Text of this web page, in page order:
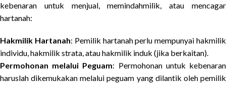
kebenaran untuk menjual, memindahmilik, atau mencagar
hartanah:
Hakmilik Hartanah: Pemilik hartanah perlu mempunyai hakmilik
individu, hakmilik strata, atau hakmilik induk (jika berkaitan).
Permohonan melalui Peguam: Permohonan untuk kebenaran
haruslah dikemukakan melalui peguam yang dilantik oleh pemilik